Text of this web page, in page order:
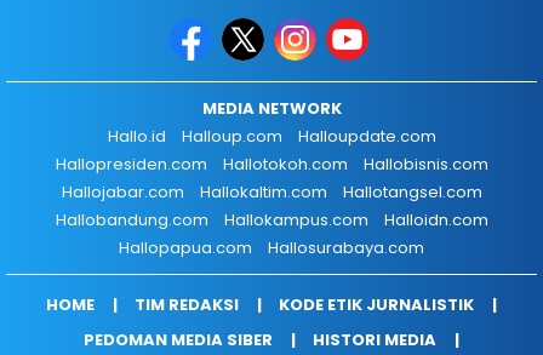
MEDIA NETWORK
Hallo.id
Halloup.com
Halloupdate.com
Hallopresiden.com
Hallotokoh.com
Hallobisnis.com
Hallojabar.com
Hallokaltim.com
Hallotangsel.com
Hallobandung.com
Hallokampus.com
Halloidn.com
Hallopapua.com
Hallosurabaya.com
HOME TIM REDAKSI
KODE ETIK JURNALISTIK
PEDOMAN MEDIA SIBER
HISTORI MEDIA